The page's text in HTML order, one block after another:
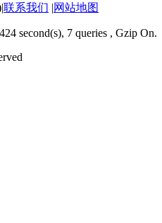
|联系我们 |网站地图
second(s), 7 queries , Gzip On.